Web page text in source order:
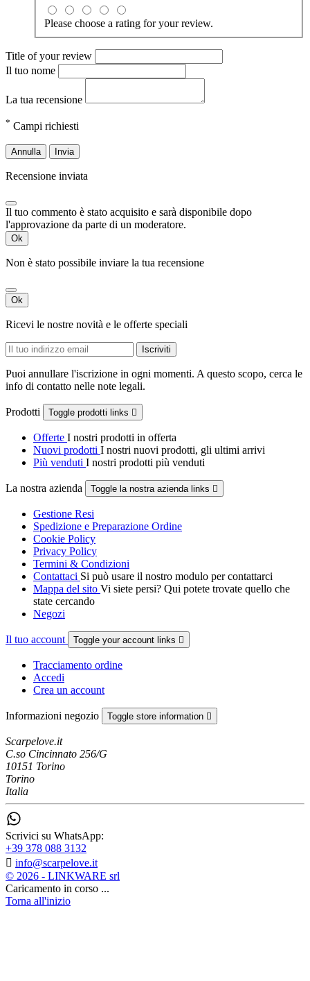
Please choose a rating for your review.
Title of your review
Il tuo nome
La tua recensione
* Campi richiesti
Annulla Invia
Recensione inviata
Il tuo commento è stato acquisito e sarà disponibile dopo
l'approvazione da parte di un moderatore.
Ok
Non è stato possibile inviare la tua recensione
Ok
Ricevi le nostre novità e le offerte speciali
Puoi annullare l'iscrizione in ogni momenti. A questo scopo, cerca le
info di contatto nelle note legali.
Prodotti Toggle prodotti links 
Offerte I nostri prodotti in offerta
Nuovi prodotti I nostri nuovi prodotti, gli ultimi arrivi
Più venduti I nostri prodotti più venduti
La nostra azienda Toggle la nostra azienda links 
Gestione Resi
Spedizione e Preparazione Ordine
Cookie Policy
Privacy Policy
Termini & Condizioni
Contattaci Si può usare il nostro modulo per contattarci
Mappa del sito Vi siete persi? Qui potete trovate quello che
state cercando
Negozi
Il tuo account Toggle your account links 
Tracciamento ordine
Accedi
Crea un account
Informazioni negozio Toggle store information 
Scarpelove.it
C.so Cincinnato 256/G
10151 Torino
Torino
Italia
Scrivici su WhatsApp:
+39 378 088 3132
 info@scarpelove.it
© 2026 - LINKWARE srl
Caricamento in corso ...
Torna all'inizio